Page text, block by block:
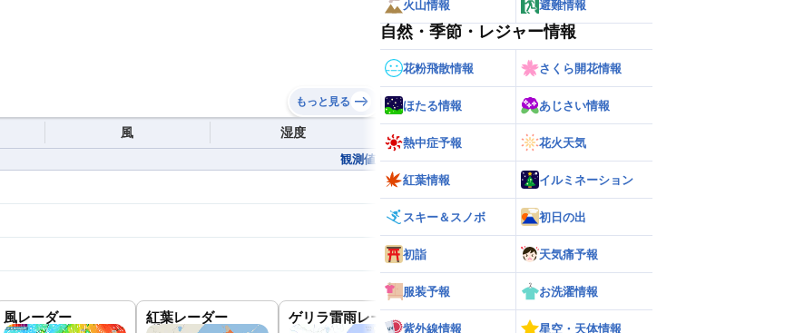
もっと見る
風 湿度
観測値
風レーダー 紅葉レーダー ゲリラ雷雨レーダー 世界の雨雲レーダー
火山情報 避難情報
自然・季節・レジャー情報
花粉飛散情報 さくら開花情報
ほたる情報 あじさい情報
熱中症予報 花火天気
紅葉情報 イルミネーション
スキー＆スノボ 初日の出
初詣 天気痛予報
服装予報 お洗濯情報
紫外線情報 星空・天体情報